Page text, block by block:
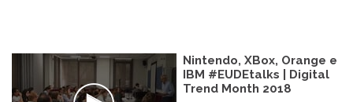
Nintendo, XBox, Orange e
IBM #EUDEtalks | Digital
Trend Month 2018